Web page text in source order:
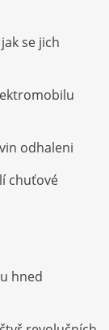
se jich
odhaleni
chuťové
hned